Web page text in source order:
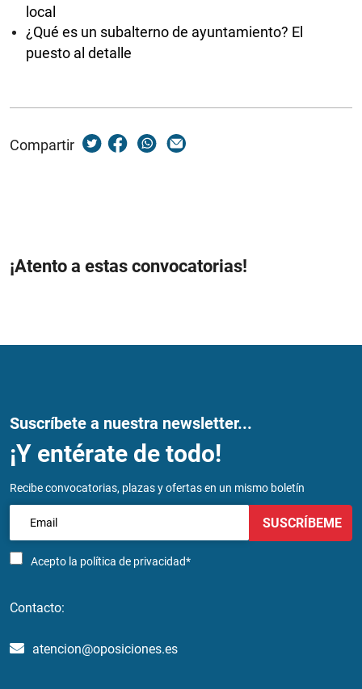
local
¿Qué es un subalterno de ayuntamiento? El
puesto al detalle
Compartir
¡Atento a estas convocatorias!
Suscríbete a nuestra newsletter...
¡Y entérate de todo!
Recibe convocatorias, plazas y ofertas en un mismo boletín
Acepto la política de privacidad*
SUSCRÍBEME
Contacto:
atencion@oposiciones.es